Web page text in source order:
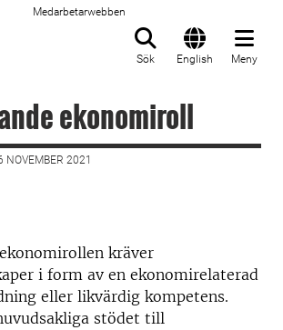
Medarbetarwebben
Sök English Meny
ekonomiroll
NOVEMBER 2021
kräver
i form av en ekonomirelaterad
eller likvärdig kompetens.
stödet till